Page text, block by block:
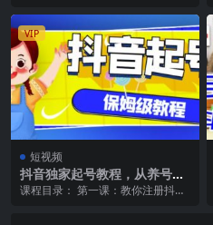
做自媒体需要，不是...
VIP
短视频
抖音独家起号教程，从养号到
制作爆款视频【保姆级教程】
课程目录： 第一课：教你注册抖音